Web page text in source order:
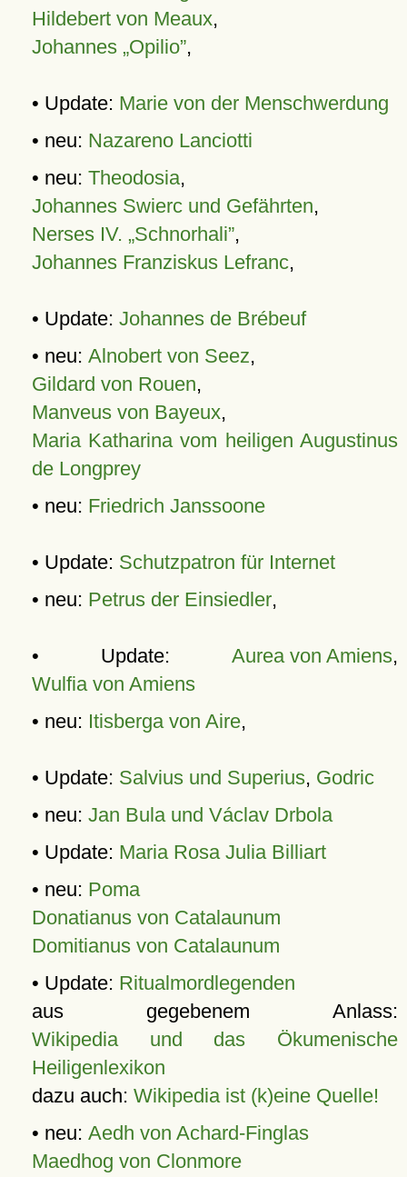
Hildebert von Meaux,
Johannes „Opilio”,
• Update: Marie von der Menschwerdung
• neu: Nazareno Lanciotti
• neu: Theodosia,
Johannes Swierc und Gefährten,
Nerses IV. „Schnorhali”,
Johannes Franziskus Lefranc,
• Update: Johannes de Brébeuf
• neu: Alnobert von Seez,
Gildard von Rouen,
Manveus von Bayeux,
Maria Katharina vom heiligen Augustinus
de Longprey
• neu: Friedrich Janssoone
• Update: Schutzpatron für Internet
• neu: Petrus der Einsiedler,
• Update: Aurea von Amiens,
Wulfia von Amiens
• neu: Itisberga von Aire,
• Update: Salvius und Superius, Godric
• neu: Jan Bula und Václav Drbola
• Update: Maria Rosa Julia Billiart
• neu: Poma
Donatianus von Catalaunum
Domitianus von Catalaunum
• Update: Ritualmordlegenden
aus gegebenem Anlass:
Wikipedia und das Ökumenische
Heiligenlexikon
dazu auch: Wikipedia ist (k)eine Quelle!
• neu: Aedh von Achard-Finglas
Maedhog von Clonmore